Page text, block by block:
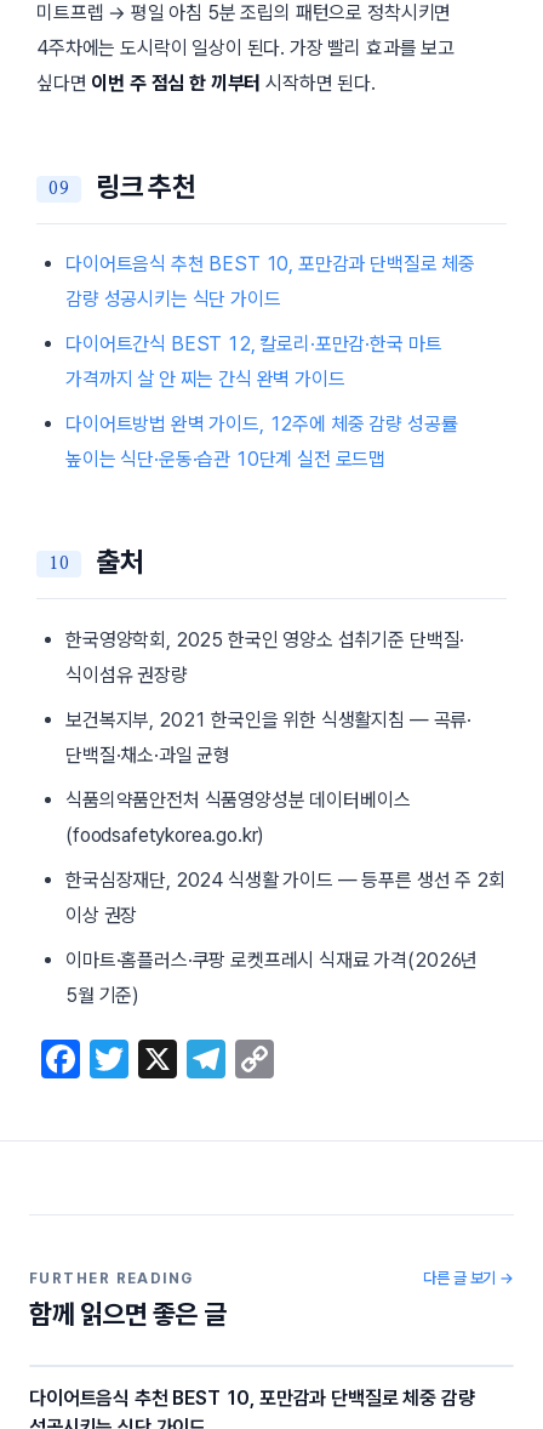
미트프렙 → 평일 아침 5분 조립의 패턴으로 정착시키면
4주차에는 도시락이 일상이 된다. 가장 빨리 효과를 보고
싶다면 이번 주 점심 한 끼부터 시작하면 된다.
링크 추천
다이어트음식 추천 BEST 10, 포만감과 단백질로 체중
감량 성공시키는 식단 가이드
다이어트간식 BEST 12, 칼로리·포만감·한국 마트
가격까지 살 안 찌는 간식 완벽 가이드
다이어트방법 완벽 가이드, 12주에 체중 감량 성공률
높이는 식단·운동·습관 10단계 실전 로드맵
출처
한국영양학회, 2025 한국인 영양소 섭취기준 단백질·
식이섬유 권장량
보건복지부, 2021 한국인을 위한 식생활지침 — 곡류·
단백질·채소·과일 균형
식품의약품안전처 식품영양성분 데이터베이스
(foodsafetykorea.go.kr)
한국심장재단, 2024 식생활 가이드 — 등푸른 생선 주 2회
이상 권장
이마트·홈플러스·쿠팡 로켓프레시 식재료 가격(2026년
5월 기준)
F
c
b
o
k
T
itt
X
T
e
a
p
Li
FURTHER READING
함께 읽으면 좋은 글
다른 글 보기 →
다이어트음식 추천 BEST 10, 포만감과 단백질로 체중 감량